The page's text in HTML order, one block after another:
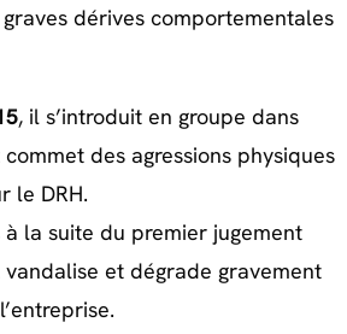
dérives comportementales
, il s’introduit en groupe dans
des agressions physiques
le DRH.
à la suite du premier jugement
vandalise et dégrade gravement